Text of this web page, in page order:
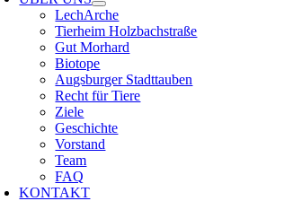
LechArche
Tierheim Holzbachstraße
Gut Morhard
Biotope
Augsburger Stadttauben
Recht für Tiere
Ziele
Geschichte
Vorstand
Team
FAQ
KONTAKT